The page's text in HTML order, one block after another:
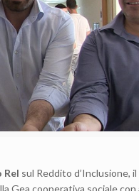
sul Reddito d’Inclusione,
Gea cooperativa sociale